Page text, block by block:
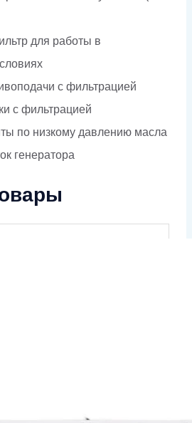
для работы в
с фильтрацией
с фильтрацией
по низкому давлению масла
генератора